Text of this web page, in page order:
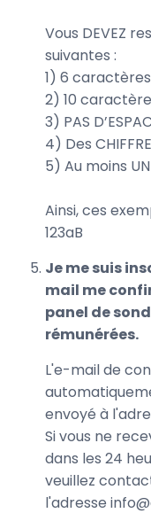
Vous DEVEZ
suivantes :
1) 6
2) 10
3) PAS
4) Des
5) Au moins
Ainsi, ces
123aB
Je me suis
mail me
panel de
rémunérées.
L'e-mail de
envoyé à
Si vous ne
dans les 24
veuillez
l'adresse